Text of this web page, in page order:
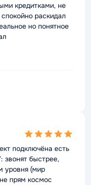
кредитками, не
раскидал
но понятное
5,0
rating
подключёна есть
звонят быстрее,
уровня (мир
прям космос
кредитками, не
раскидал
но понятное
5,0
rating
подключёна есть
звонят быстрее,
уровня (мир
прям космос